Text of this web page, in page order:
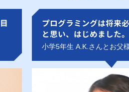
プログラミングは将来
と思い、はじめました。
小学5年生 A.K.さんとお父